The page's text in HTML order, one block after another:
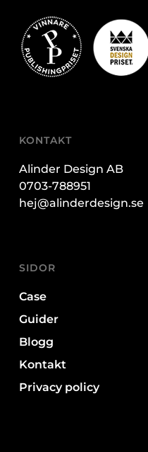
KONTAKT
Alinder Design AB
0703-788951
hej@alinderdesign.se
SIDOR
Case
Guider
Blogg
Kontakt
Privacy policy